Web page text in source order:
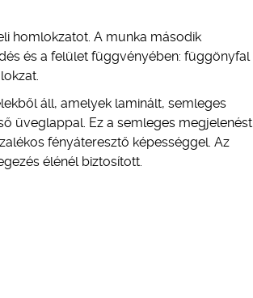
homlokzatot. A munka második
és a felület függvényében: függönyfal
áll, amelyek laminált, semleges
üveglappal. Ez a semleges megjelenést
fényáteresztő képességgel. Az
élénél biztosított.